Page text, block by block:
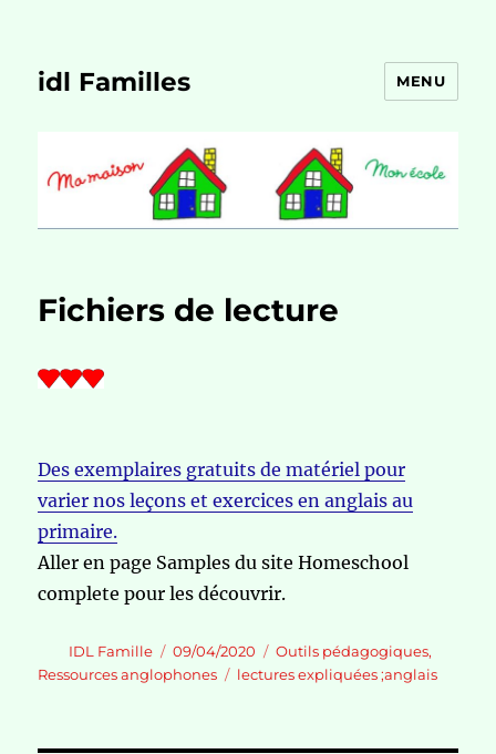
idl Familles MENU
Fichiers de lecture
Des exemplaires gratuits de matériel pour
varier nos leçons et exercices en anglais au
primaire.
Aller en page Samples du site Homeschool
complete pour les découvrir.
Auteur
IDL Famille
Publié
le
09/04/2020 Catégories
Outils pédagogiques,
Ressources anglophones
Étiquettes
lectures expliquées ;anglais